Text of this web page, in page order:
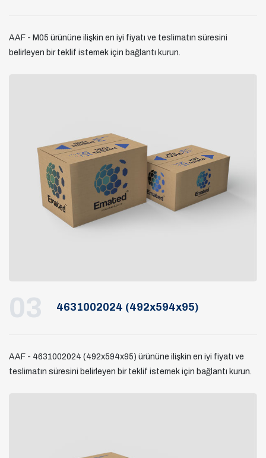
AAF - M05 ürününe ilişkin en iyi fiyatı ve teslimatın süresini
belirleyen bir teklif istemek için bağlantı kurun.
03 4631002024 (492x594x95)
AAF - 4631002024 (492x594x95) ürününe ilişkin en iyi fiyatı ve
teslimatın süresini belirleyen bir teklif istemek için bağlantı kurun.